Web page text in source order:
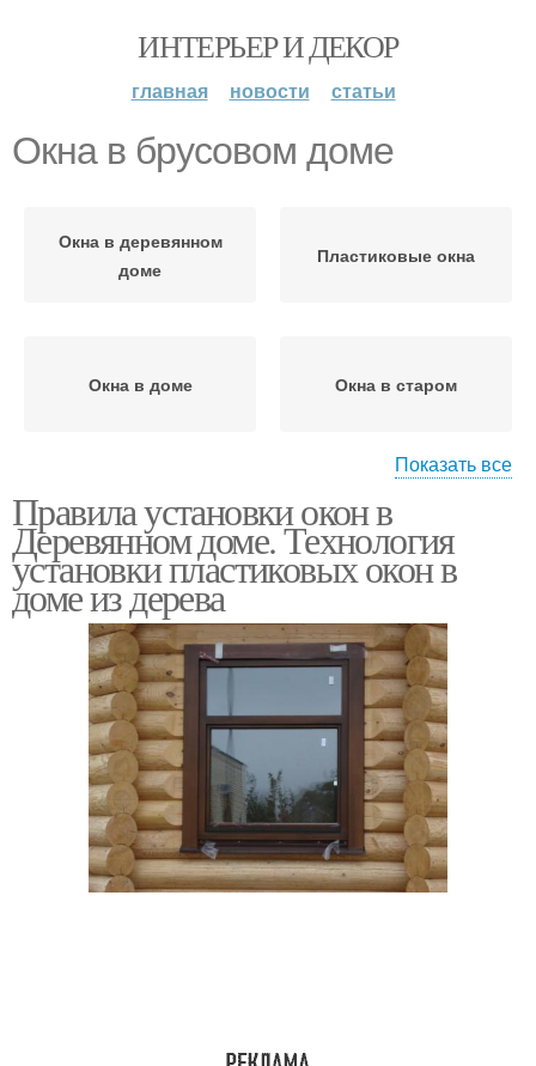
ИНТЕРЬЕР И ДЕКОР
главная новости статьи
Окна в брусовом доме
Окна в деревянном
доме
Пластиковые окна
Окна в доме Окна в старом
Деревянный дом Дом без окосячки
Окна в окосячку Окна без окосячки
Окна в обсаду
Окосячок в деревянном
доме
Показать все
Правила установки окон в
Деревянном доме. Технология
установки пластиковых окон в
доме из дерева